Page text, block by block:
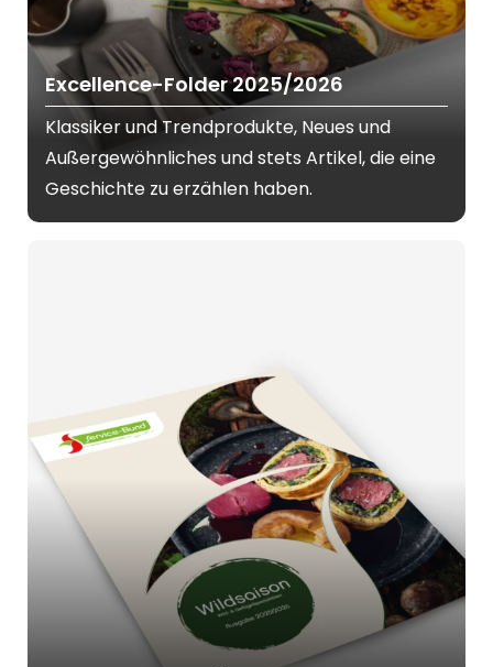
Excellence-Folder 2025/2026
Klassiker und Trendprodukte, Neues und
Außergewöhnliches und stets Artikel, die eine
Geschichte zu erzählen haben.